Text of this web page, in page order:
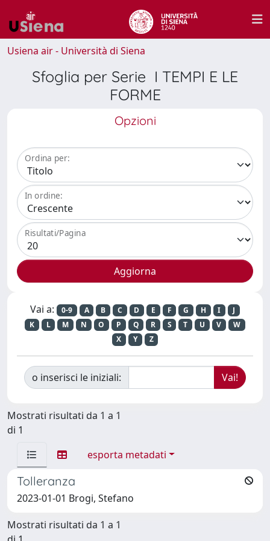
Usiena air - Università di Siena
Sfoglia per Serie I TEMPI E LE
FORME
Opzioni
Ordina per:
In ordine:
Risultati/Pagina
Vai a: 0-9 A B C D E F G H I
J
K
L M N O P Q R S T U V
W
X
Y Z
o inserisci le iniziali:
Mostrati risultati da 1 a 1
di 1
esporta metadati
Tolleranza
2023-01-01 Brogi, Stefano
Mostrati risultati da 1 a 1